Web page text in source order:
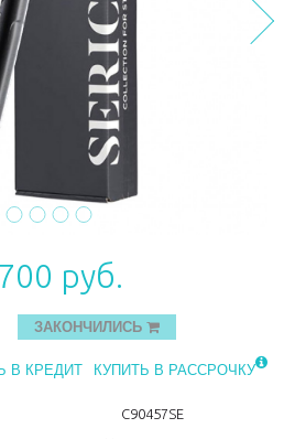
руб.
ЗАКОНЧИЛИСЬ
В КРЕДИТ КУПИТЬ В РАССРОЧКУ
C90457SE